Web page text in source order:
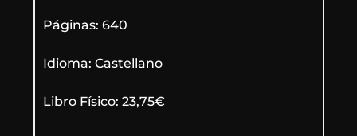
Páginas: 640
Idioma: Castellano
Libro Físico: 23,75€